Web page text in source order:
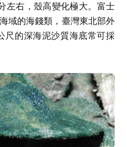
左右，殼高變化極大。富士
域的海錢類，臺灣東北部外
尺的深海泥沙質海底常可採